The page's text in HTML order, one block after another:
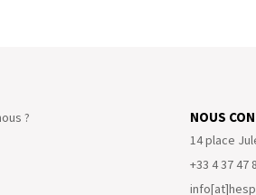
?
NOUS
14 place
+33 4 37 47